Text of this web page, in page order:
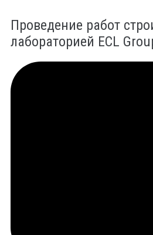
Проведение работ
лабораторией ECL